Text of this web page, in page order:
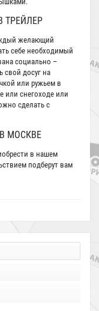
ТРЕЙЛЕР
желающий
себе необходимый
социально –
досуг на
или ружьем в
или снегоходе или
сделать с
МОСКВЕ
в нашем
подберут вам